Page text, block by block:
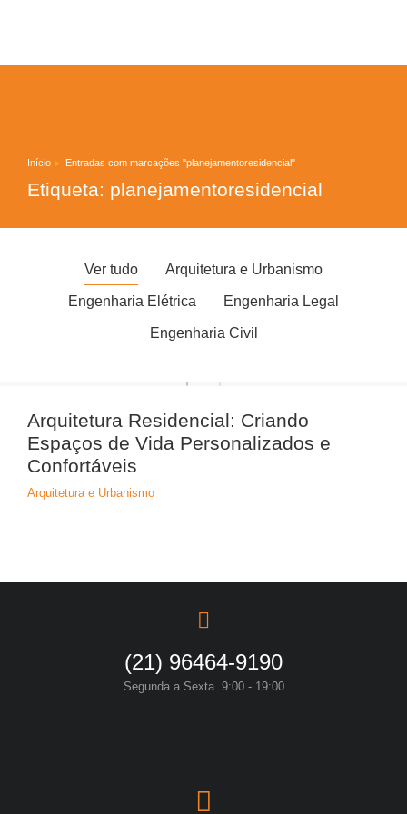
Você está aqui:
Início Entradas com marcações "planejamentoresidencial"
Etiqueta: planejamentoresidencial
Ver tudo Arquitetura e Urbanismo
Engenharia Elétrica Engenharia Legal
Engenharia Civil
Arquitetura Residencial: Criando
Espaços de Vida Personalizados e
Confortáveis
Arquitetura e Urbanismo
(21) 96464-9190
Segunda a Sexta. 9:00 - 19:00